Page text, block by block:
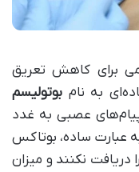
برای کاهش تعریق
به نام بوتولیسم
عصبی به غدد
عبارت ساده، بوتاکس
نکنند و میزان